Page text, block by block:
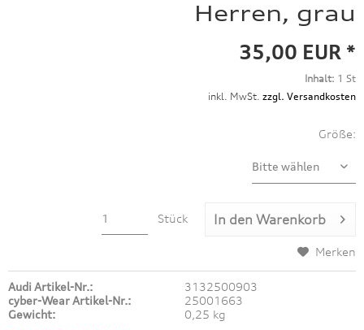
Herren, grau
35,00 EUR *
Inhalt: 1 St
inkl. MwSt. zzgl. Versandkosten
Größe:
Stück In den Warenkorb
Merken
Audi Artikel-Nr.:
3132500903
cyber-Wear Artikel-Nr.:
25001663
Gewicht:
0,25 kg